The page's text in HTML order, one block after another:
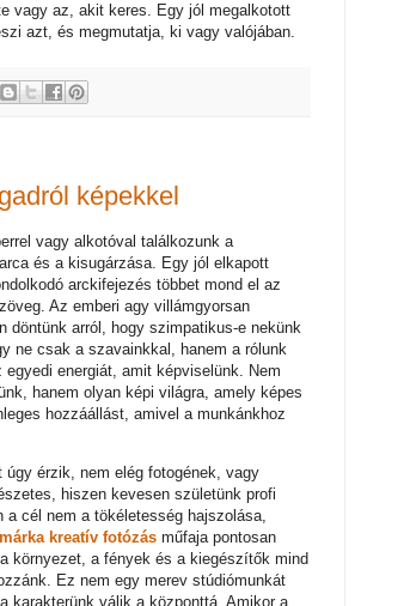
vagy az, akit keres. Egy jól megalkotott
azt, és megmutatja, ki vagy valójában.
képekkel
vagy alkotóval találkozunk a
és a kisugárzása. Egy jól elkapott
arckifejezés többet mond el az
Az emberi agy villámgyorsan
döntünk arról, hogy szimpatikus-e nekünk
ne csak a szavainkkal, hanem a rólunk
energiát, amit képviselünk. Nem
hanem olyan képi világra, amely képes
hozzáállást, amivel a munkánkhoz
érzik, nem elég fotogének, vagy
hiszen kevesen születünk profi
a cél nem a tökéletesség hajszolása,
kreatív fotózás műfaja pontosan
környezet, a fények és a kiegészítők mind
Ez nem egy merev stúdiómunkát
karakterünk válik a központtá. Amikor a